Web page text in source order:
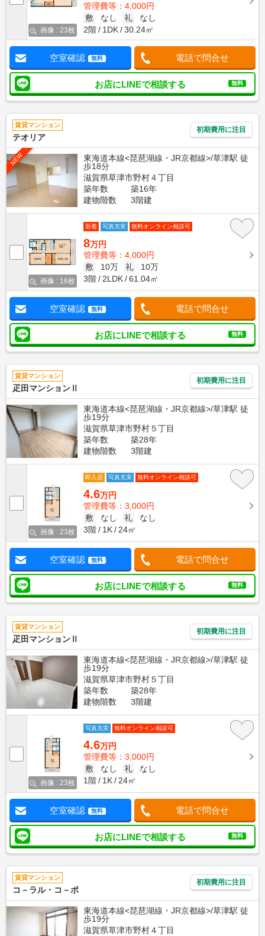
画像 : 23枚
管理費等：4,000円
敷
なし 礼
なし
2階
1DK 30.24㎡
空室確認 無料 電話で問合せ
お店にLINEで相談する 無料
賃貸マンション
テオリア
初期費用に注目
NEW
東海道本線<琵琶湖線・JR京都線>/草津駅 徒
歩18分
滋賀県草津市野村４丁目
築年数
築16年
建物階数
3階建
画像 : 16枚
新着 写真充実 無料オンライン相談可
8万円
管理費等：4,000円
敷
10万 礼
10万
3階
2LDK 61.04㎡
空室確認 無料 電話で問合せ
お店にLINEで相談する 無料
賃貸マンション
疋田マンションⅡ
初期費用に注目
東海道本線<琵琶湖線・JR京都線>/草津駅 徒
歩19分
滋賀県草津市野村５丁目
築年数
築28年
建物階数
3階建
画像 : 23枚
即入居 写真充実 無料オンライン相談可
4.6万円
管理費等：3,000円
敷
なし 礼
なし
3階
1K 24㎡
空室確認 無料 電話で問合せ
お店にLINEで相談する 無料
賃貸マンション
疋田マンションⅡ
初期費用に注目
東海道本線<琵琶湖線・JR京都線>/草津駅 徒
歩19分
滋賀県草津市野村５丁目
築年数
築28年
建物階数
3階建
画像 : 23枚
写真充実 無料オンライン相談可
4.6万円
管理費等：3,000円
敷
なし 礼
なし
1階
1K 24㎡
空室確認 無料 電話で問合せ
お店にLINEで相談する 無料
賃貸マンション
コ－ラル・コ－ポ
初期費用に注目
東海道本線<琵琶湖線・JR京都線>/草津駅 徒
歩19分
滋賀県草津市野村４丁目